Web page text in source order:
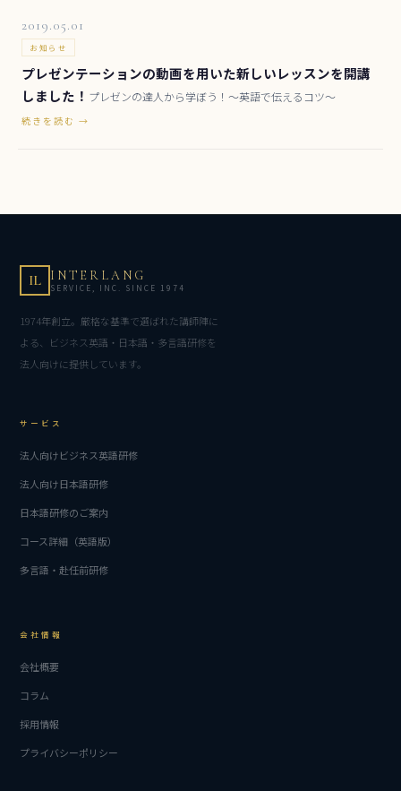
2019.05.01
お知らせ
プレゼンテーションの動画を用いた新しいレッスンを開講
しました！ プレゼンの達人から学ぼう！～英語で伝えるコツ～
続きを読む →
IL INTERLANG
SERVICE, INC. SINCE 1974
1974年創立。厳格な基準で選ばれた講師陣に
よる、ビジネス英語・日本語・多言語研修を
法人向けに提供しています。
サービス
法人向けビジネス英語研修
法人向け日本語研修
日本語研修のご案内
コース詳細（英語版）
多言語・赴任前研修
会社情報
会社概要
コラム
採用情報
プライバシーポリシー